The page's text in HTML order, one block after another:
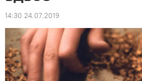
14:30 24.07.2019